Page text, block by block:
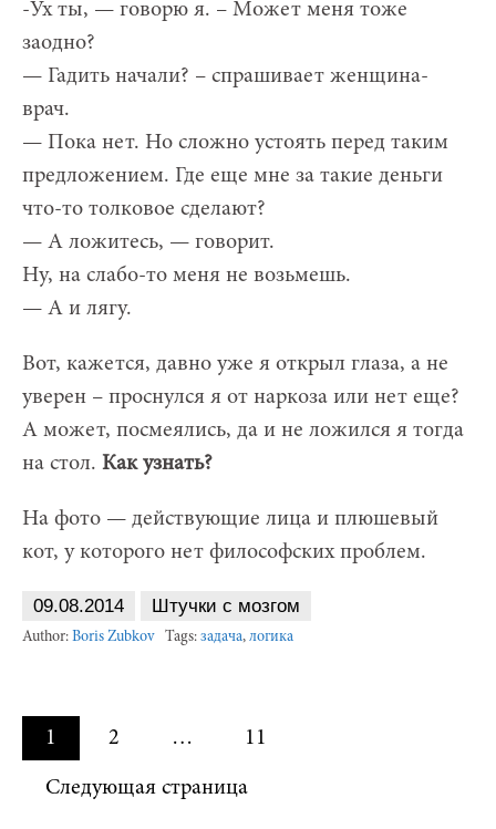
-Ух ты, — говорю я. – Может меня тоже
заодно?
— Гадить начали? – спрашивает женщина-
врач.
— Пока нет. Но сложно устоять перед таким
предложением. Где еще мне за такие деньги
что-то толковое сделают?
— А ложитесь, — говорит.
Ну, на слабо-то меня не возьмешь.
— А и лягу.
Вот, кажется, давно уже я открыл глаза, а не
уверен – проснулся я от наркоза или нет еще?
А может, посмеялись, да и не ложился я тогда
на стол. Как узнать?
На фото — действующие лица и плюшевый
кот, у которого нет философских проблем.
09.08.2014 Штучки с мозгом
Author: Boris Zubkov Tags: задача, логика
Posts
Navigation
1 2 … 11
Следующая страница